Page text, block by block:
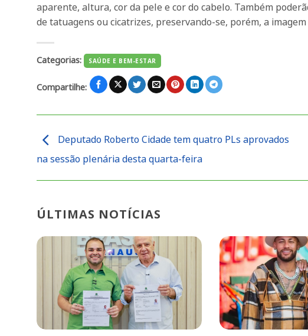
aparente, altura, cor da pele e cor do cabelo. Também
de tatuagens ou cicatrizes, preservando-se, porém, a
Categorias: SAÚDE E BEM-ESTAR
Compartilhe:
Deputado Roberto Cidade tem quatro PLs aprovados
na sessão plenária desta quarta-feira
ÚLTIMAS NOTÍCIAS